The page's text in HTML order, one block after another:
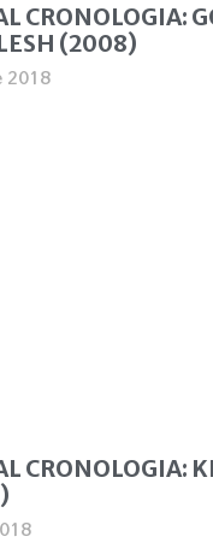
CRONOLOGIA:
(2008)
2018
CRONOLOGIA: